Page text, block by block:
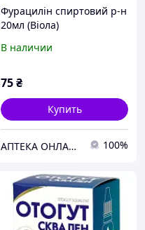
Фурацилін спиртовий р-н
20мл (Віола)
В наличии
75₴
Купить
АПТЕКА ОНЛАЙН ТЕХМЕДСЕРВІС 100%